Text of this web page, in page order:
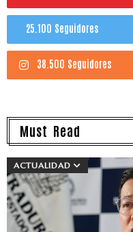
25.100 Seguidores
38.500 Seguidores
Must Read
ACTUALIDAD